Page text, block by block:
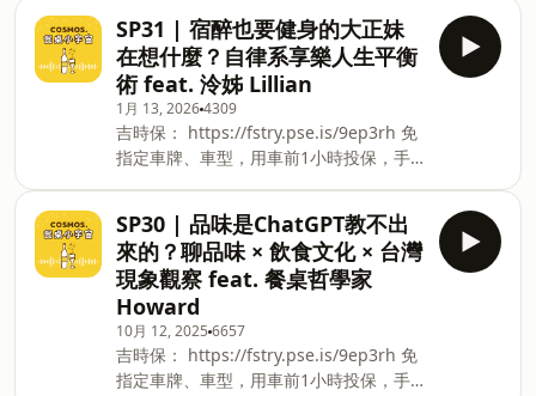
招牌推薦：金華火腿雞湯麵、椒麻擔擔麵
＋特色辣椒，冷天必喝濃雞白湯，黏嘴膠
質感太犯規 【華承軒 麵館】 ☑︎ 台北市中
山區中山北路一段136號 更多餐搭宇宙，
來聽餐桌小宇宙！ #台北中山區新開幕
#青江菜熟度剛剛好 #Q到會記住的麵 宇
宙接線生：美美＆蘭斯＆咪編 加入會員，
支持節目：
https://ckh0lw5d5gcal08360zxwx411.firstory.io/join
留言告訴我你對這一集的想法：
https://open.firstory.me/user/
★ Facebook |&nbsp;餐桌小宇宙
Cosmos. Instagram
|&nbsp;de3cosmos Em
SP31 | 宿醉也要健身的大正妹
在想什麼？自律系享樂人生平衡
術 feat. 泠姊 Lillian
1月 13, 20264309
吉時保： https://fstry.pse.is/9ep3rh 免
指定車牌、車型，用車前1小時投保，手
369-168｜104台北市中山區南京東路三
段130號8-13樓 —— 以上為 Firstory
Podcast 廣告 —— ① 原本只是分享生
活，一路走成健身 KOL？#跟著泠姊吃天
下 的起點 ② 宿醉也要健身、飯局一週不
能超過三天，聽完這集都要變瘦了！ ③
酒單超硬派！琴酒、馬丁尼、龍舌蘭都給
過，但甜的真的母湯 ④ 私心推薦點點
SP30 | 品味是ChatGPT教不出
來的？聊品味 × 飲食文化 × 台灣
現象觀察 feat. 餐桌哲學家
Howard
10月 12, 2025 6657
吉時保： https://fstry.pse.is/9ep3rh 免
指定車牌、車型，用車前1小時投保，手